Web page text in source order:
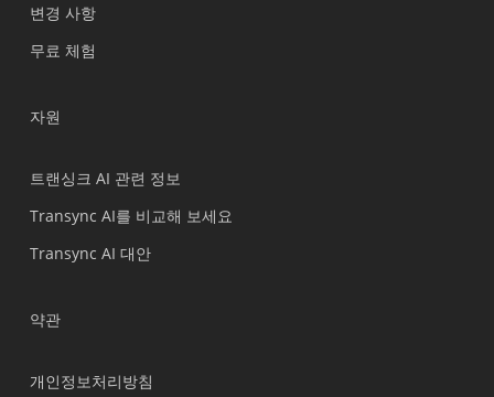
변경 사항
무료 체험
자원
트랜싱크 AI 관련 정보
Transync AI를 비교해 보세요
Transync AI 대안
약관
개인정보처리방침